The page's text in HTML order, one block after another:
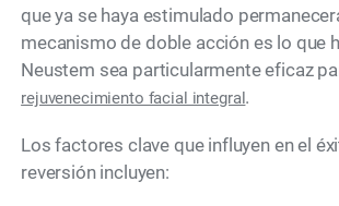
que ya se haya estimulado
mecanismo de doble acción es lo que
Neustem sea particularmente eficaz
rejuvenecimiento facial integral.
Los factores clave que influyen en el
reversión incluyen: